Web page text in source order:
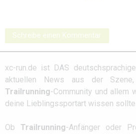
Schreibe einen Kommentar
xc-run.de ist DAS
aktuellen News aus der Szene,
Trailrunning-Community und allem
deine Lieblingssportart wissen
Ob Trailrunning-Anfänger oder